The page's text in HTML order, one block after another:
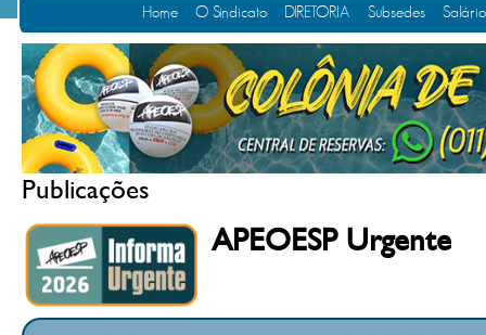
Home O Sindicato DIRETORIA Subsedes
Publicações
APEOESP Urgente